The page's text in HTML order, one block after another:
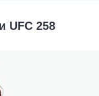
UFC 258